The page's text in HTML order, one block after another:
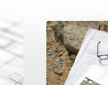
Étude
géotechnique:
fondations
solides
pour